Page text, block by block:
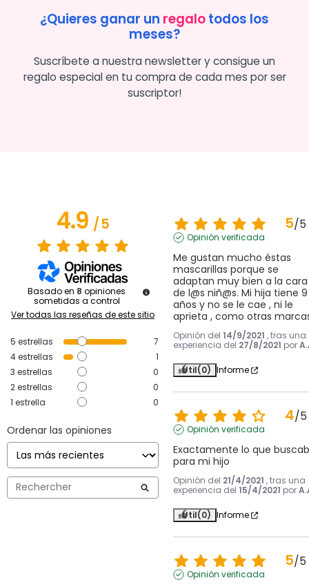
¿Quieres ganar un regalotodos los
meses?
Suscríbete a nuestra newsletter y consigue un
regalo especial en tu compra de cada mes por ser
suscriptor!
4.9/5
Basado en 8 opiniones
sometidas a control
Ver todas las reseñas de este sitio
5 estrellas
7
4estrellas
1
3 estrellas
0
2estrellas
0
1 estrella 0
Ordenar las opiniones
5/5
Opinión verificada
Me gustan mucho éstas
mascarillas porque se
adaptan muy bien a la cara
de l@s niñ@s. Mi hija tiene 9
años y no se le cae , ni le
aprieta , como otras
Opinión del 14/9/2021 , tras una
experiencia del 27/8/2021 por
Útil(0) Informe
4/5
Opinión verificada
Exactamente lo que
para mi hijo
Opinión del 21/4/2021 , tras una
experiencia del 15/4/2021 por
Útil(0) Informe
5/5
Opinión verificada